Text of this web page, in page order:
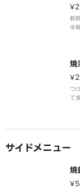
新
半
焼
つ
て
サイドメニュー
焼